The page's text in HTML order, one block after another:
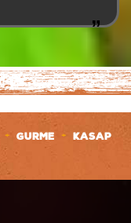
+ GURME + KASAP